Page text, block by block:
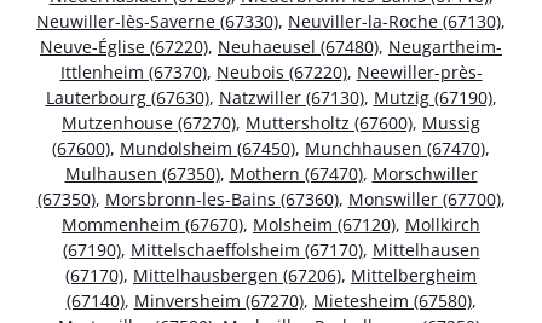
Neuwiller-lès-Saverne (67330), Neuviller-la-Roche (67130),
Neuve-Église (67220), Neuhaeusel (67480), Neugartheim-
Ittlenheim (67370), Neubois (67220), Neewiller-près-
Lauterbourg (67630), Natzwiller (67130), Mutzig (67190),
Mutzenhouse (67270), Muttersholtz (67600), Mussig
(67600), Mundolsheim (67450), Munchhausen (67470),
Mulhausen (67350), Mothern (67470), Morschwiller
(67350), Morsbronn-les-Bains (67360), Monswiller (67700),
Mommenheim (67670), Molsheim (67120), Mollkirch
(67190), Mittelschaeffolsheim (67170), Mittelhausen
(67170), Mittelhausbergen (67206), Mittelbergheim
(67140), Minversheim (67270), Mietesheim (67580),